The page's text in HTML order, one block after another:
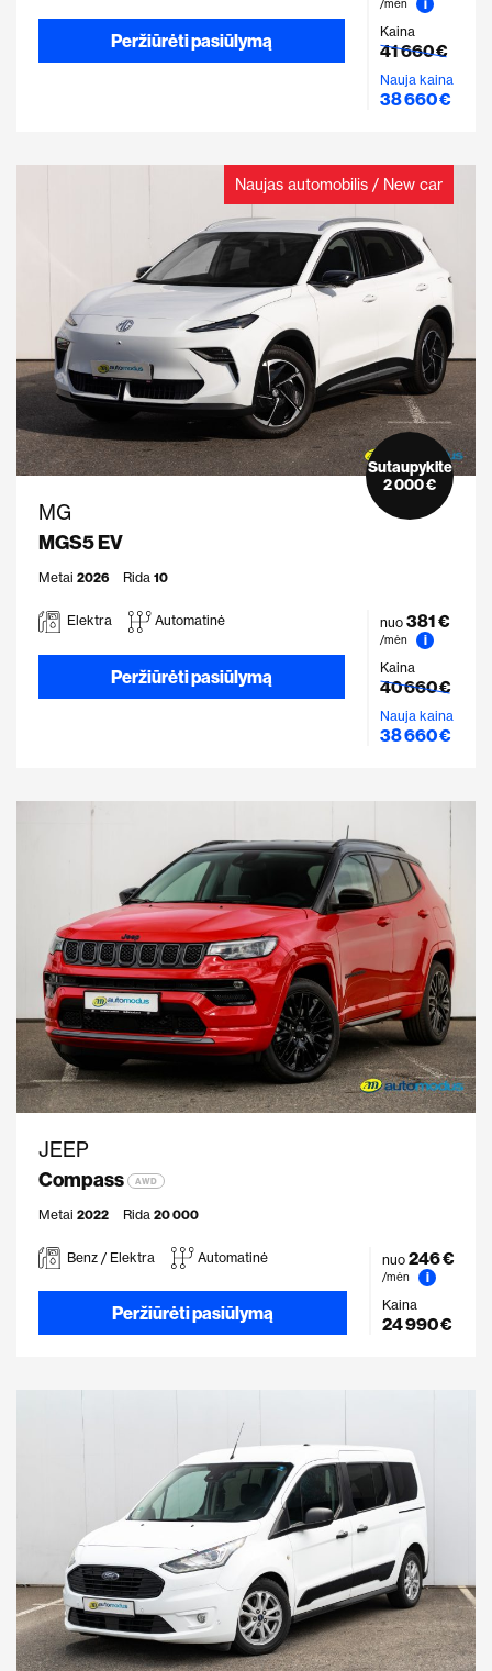
Peržiūrėti pasiūlymą
/mėn
i
Kaina
41 660 €
Nauja kaina
38 660 €
Naujas automobilis / New car
MG
MGS5 EV
Metai 2026 Rida 10
Sutaupykite
2 000 €
Elektra Automatinė
Peržiūrėti pasiūlymą
nuo 381 €
/mėn
i
Kaina
40 660 €
Nauja kaina
38 660 €
JEEP
Compass
AWD
Metai 2022 Rida 20 000
Benz / Elektra Automatinė
Peržiūrėti pasiūlymą
nuo 246 €
/mėn
i
Kaina
24 990 €